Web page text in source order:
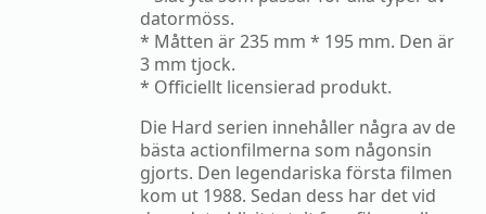
datormöss.
* Måtten är 235 mm * 195 mm. Den är
3 mm tjock.
* Officiellt licensierad produkt.
Die Hard serien innehåller några av de
bästa actionfilmerna som någonsin
gjorts. Den legendariska första filmen
kom ut 1988. Sedan dess har det vid